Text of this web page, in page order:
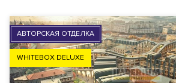
АВТОРСКАЯ ОТДЕЛКА
WHITEBOX DELUXE